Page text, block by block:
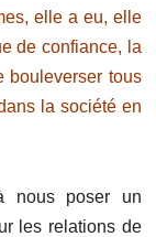
elle a eu, elle
de confiance, la
bouleverser tous
la société en
nous poser un
les relations de